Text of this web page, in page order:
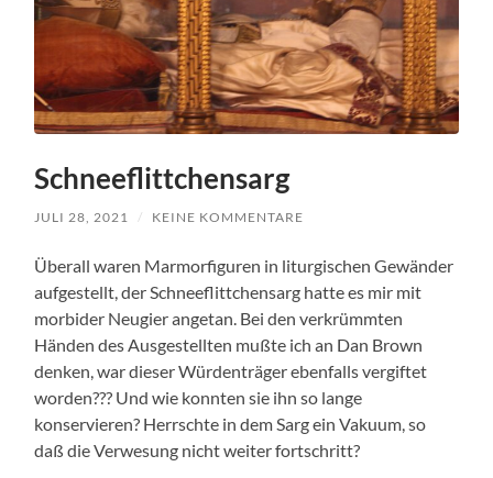
Schneeflittchensarg
JULI 28, 2021 / KEINE KOMMENTARE
Überall waren Marmorfiguren in liturgischen Gewänder
aufgestellt, der Schneeflittchensarg hatte es mir mit
morbider Neugier angetan. Bei den verkrümmten
Händen des Ausgestellten mußte ich an Dan Brown
denken, war dieser Würdenträger ebenfalls vergiftet
worden??? Und wie konnten sie ihn so lange
konservieren? Herrschte in dem Sarg ein Vakuum, so
daß die Verwesung nicht weiter fortschritt?